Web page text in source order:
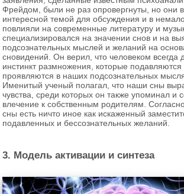
Фрейдом, были не раз опровергнуты, но они
интересной темой для обсуждения и в
повлияли на современные литературу и
специализировался на значении снов и на
подсознательных мыслей и желаний на
сновидений. Он верил, что человеком всегда
инстинкт размножения, которые
проявляются в наших подсознательных
Именитый ученый полагал, что наши сны
чувства, среди которых он также упоминал и
влечение к собственным родителям.
сны есть ничто иное как искаженный
подавленных и бессознательных желаний.
3. Модель активации и синтеза